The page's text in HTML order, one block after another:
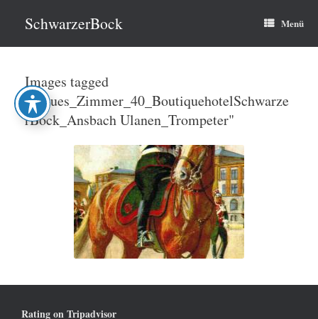
springenSchwarzerBock Menü
Images tagged
"Blaues_Zimmer_40_BoutiquehotelSchwarze
rBock_Ansbach Ulanen_Trompeter"
Rating on Tripadvisor